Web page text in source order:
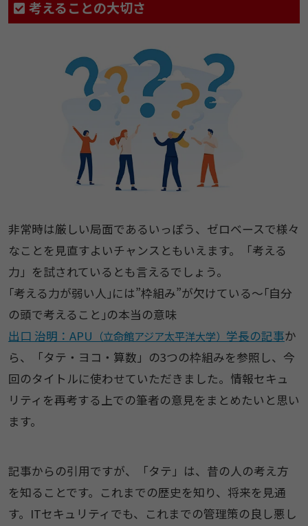
考えることの大切さ
非常時は厳しい局面であるいっぽう、ゼロベースで様々
なことを見直すよいチャンスともいえます。「考える
力」を試されているとも言えるでしょう。
｢考える力が弱い人｣には”枠組み”が欠けている～｢自分
の頭で考えること｣の本当の意味
出口 治明：APU （立命館アジア太平洋大学） 学長の記事か
ら、「タテ・ヨコ・算数」の3つの枠組みを参照し、今
回のタイトルに使わせていただきました。情報セキュ
リティを再考する上での筆者の意見をまとめたいと思い
ます。
記事からの引用ですが、「タテ」は、昔の人の考え方
を知ることです。これまでの歴史を知り、将来を見通
す。ITセキュリティでも、これまでの管理策の良し悪し